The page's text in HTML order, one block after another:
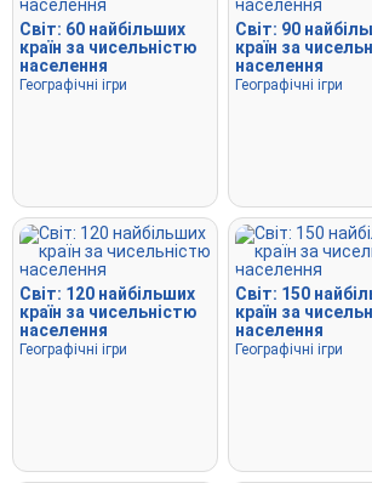
Світ: 60 найбільших
країн за чисельністю
населення
Географічні ігри
Світ: 90
країн за
населення
Географічні ігри
Світ: 120 найбільших
країн за чисельністю
населення
Географічні ігри
Світ: 150
країн за
населення
Географічні ігри